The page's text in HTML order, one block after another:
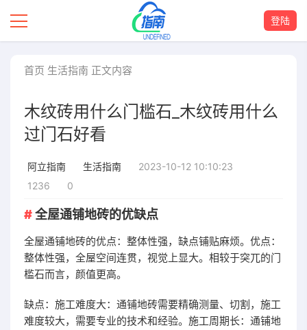
登陆
首页 生活指南 正文内容
木纹砖用什么门槛石_木纹砖用什么
过门石好看
阿立指南 生活指南
2023-10-12 10:10:23
1236
0
全屋通铺地砖的优缺点
全屋通铺地砖的优点：整体性强，缺点铺贴麻烦。优点：
整体性强，全屋空间连贯，视觉上显大。相较于突兀的门
槛石而言，颜值更高。
缺点：施工难度大：通铺地砖需要精确测量、切割，施工
难度较大，需要专业的技术和经验。施工周期长：通铺地